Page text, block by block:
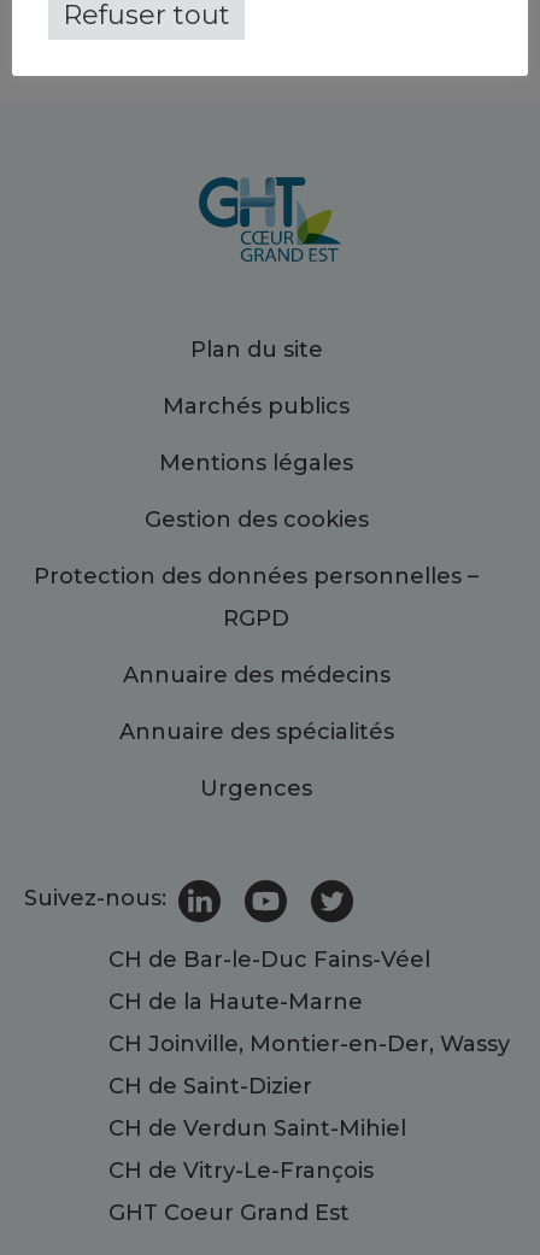
Plan du site
Marchés publics
Mentions légales
Gestion des cookies
Protection des données personnelles –
RGPD
Annuaire des médecins
Annuaire des spécialités
Urgences
Suivez-nous:
CH de Bar-le-Duc Fains-Véel
CH de la Haute-Marne
CH Joinville, Montier-en-Der, Wassy
CH de Saint-Dizier
CH de Verdun Saint-Mihiel
CH de Vitry-Le-François
GHT Coeur Grand Est
Refuser tout